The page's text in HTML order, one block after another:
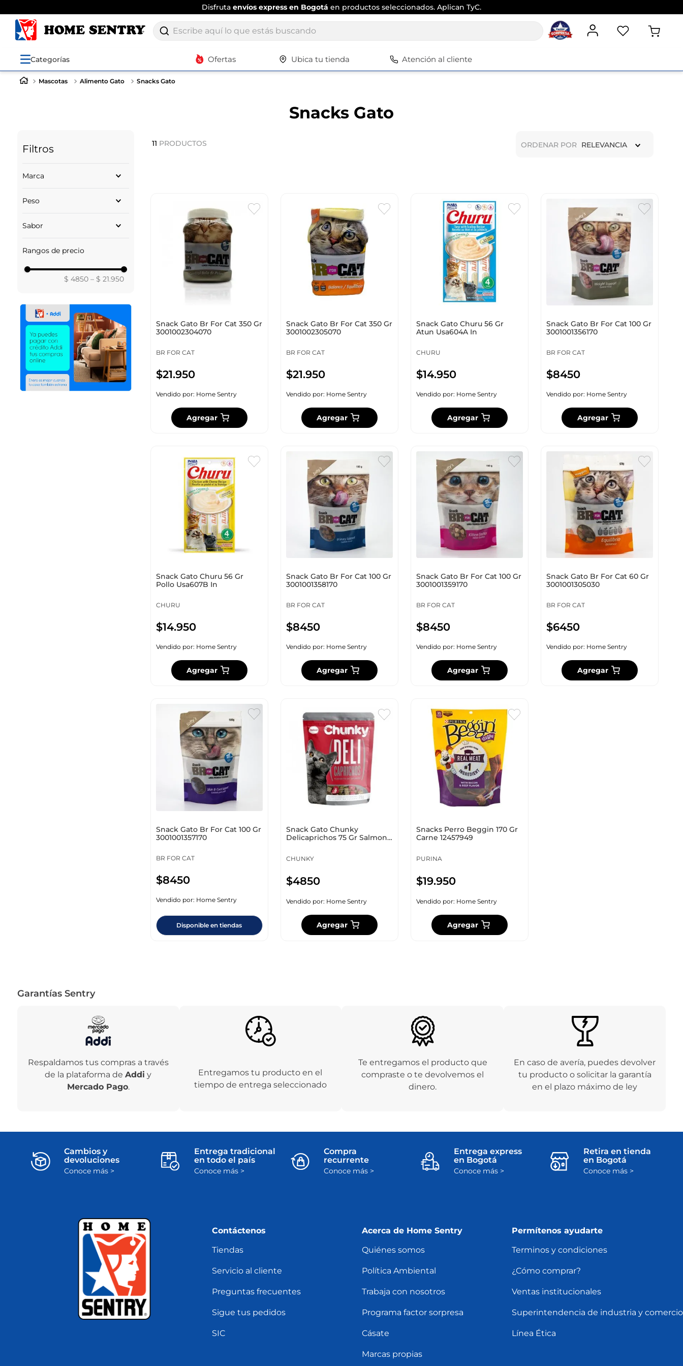
Disfruta envíos express en Bogotá en productos seleccionados. Aplican TyC.
Escribe aquí lo que estás buscando
Categorías Ofertas Ubica tu tienda Atención al cliente
Mascotas Alimento Gato Snacks Gato
Snacks Gato
Filtros
Marca
CHURU
CHUNKY
Peso
Sabor
POLLO
Rangos de precio
$ 4850 – $ 21.950
11 PRODUCTOS ORDENAR POR RELEVANCIA
Snack Gato Br For Cat 350 Gr
3001002304070
BR FOR CAT
$21.950
Vendido por: Home Sentry
Agregar
Snack Gato Br For Cat 350 Gr
3001002305070
BR FOR CAT
$21.950
Vendido por: Home Sentry
Agregar
Snack Gato Churu 56 Gr
Atun Usa604A In
CHURU
$14.950
Vendido por: Home Sentry
Agregar
Snack Gato Br For Cat 100 Gr
3001001356170
BR FOR CAT
$8450
Vendido por: Home Sentry
Agregar
Snack Gato Churu 56 Gr
Pollo Usa607B In
CHURU
$14.950
Vendido por: Home Sentry
Agregar
Snack Gato Br For Cat 100 Gr
3001001358170
BR FOR CAT
$8450
Vendido por: Home Sentry
Agregar
Snack Gato Br For Cat 100 Gr
3001001359170
BR FOR CAT
$8450
Vendido por: Home Sentry
Agregar
Snack Gato Br For Cat 60 Gr
3001001305030
BR FOR CAT
$6450
Vendido por: Home Sentry
Agregar
Snack Gato Br For Cat 100 Gr
3001001357170
BR FOR CAT
$8450
Vendido por: Home Sentry
Disponible en tiendas
Snack Gato Chunky
Delicaprichos 75 Gr Salmon
CHUNKY
$4850
Vendido por: Home Sentry
Agregar
Snacks Perro Beggin 170 Gr
Carne 12457949
PURINA
$19.950
Vendido por: Home Sentry
Agregar
Garantías Sentry
Respaldamos tus compras a través
de la plataforma deAddi y
Mercado Pago.
Entregamos tu producto en el
tiempo de entrega seleccionado
Te entregamos el producto que
compraste o te devolvemos el
dinero.
En caso de avería, puedes devolver
tu producto o solicitar la garantía
en el plazo máximo de ley
Cambios y
devoluciones
Conoce más >
Entrega tradicional
en todo el país
Conoce más >
Compra
recurrente
Conoce más >
Entrega express
en Bogotá
Conoce más >
Retira en tienda
en Bogotá
Conoce más >
Contáctenos
Tiendas
Servicio al cliente
Preguntas frecuentes
Sigue tus pedidos
SIC
Acerca de Home Sentry
Quiénes somos
Política Ambiental
Trabaja con nosotros
Programa factor sorpresa
Cásate
Marcas propias
Permítenos ayudarte
Terminos y condiciones
¿Cómo comprar?
Ventas institucionales
Superintendencia de industria y comercio
Línea Ética
Términos más buscados
8.